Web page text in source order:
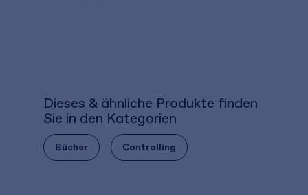
Dieses & ähnliche Produkte finden
Sie in den Kategorien
Bücher Controlling